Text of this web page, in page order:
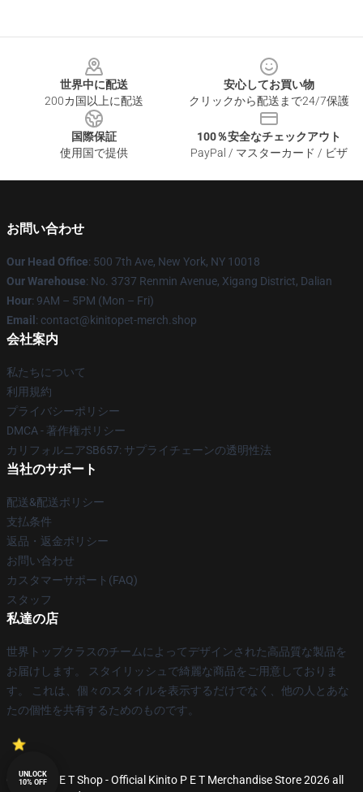
世界中に配送
200カ国以上に配送
安心してお買い物
クリックから配送まで24/7保護
国際保証
使用国で提供
100％安全なチェックアウト
PayPal / マスターカード / ビザ
お問い合わせ
Our Head Office: 500 7th Ave, New York, NY 10018
Our Warehouse: No. 3737 Renmin Avenue, Xigang District, Dalian
Hour: 9AM – 5PM (Mon – Fri)
Email : contact@kinitopet-merch.shop
会社案内
私たちについて
利用規約
プライバシーポリシー
DMCA - 著作権ポリシー
カリフォルニアSB657: サプライチェーンの透明性法
当社のサポート
配送&配送ポリシー
支払条件
返品・返金ポリシー
お問い合わせ
カスタマーサポート(FAQ)
スタッフ
私達の店
世界トップクラスのチームによってデザインされた高品質な製品を
お届けします。 スタイリッシュで綺麗な商品をご用意しておりま
す。 これは、個々のスタイルを表示するだけでなく、他の人とあな
たの個性を共有するためのものです。
© Kinito P E T Shop - Official Kinito P E T Merchandise Store 2026 all
UNLOCK
10% OFF